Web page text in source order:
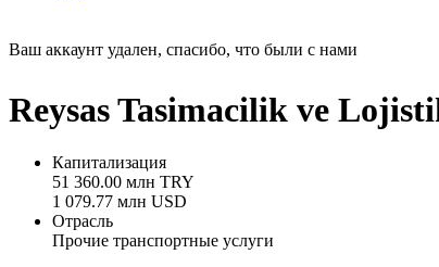
Ваш аккаунт удален, спасибо, что были с нами
Reysas Tasimacilik ve
Капитализация
51 360.00 млн TRY
1 079.77 млн USD
Отрасль
Прочие транспортные услуги